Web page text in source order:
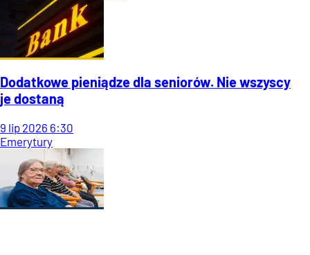
Dodatkowe pieniądze dla seniorów. Nie wszyscy
je dostaną
9 lip 2026 6:30
Emerytury